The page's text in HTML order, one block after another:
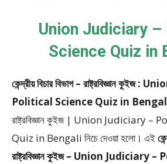
Union Judiciary –
Science Quiz in
কেন্দ্রীয় বিচার বিভাগ – রাষ্ট্রবিজ্ঞান কুইজ
Political Science Quiz in
রাষ্ট্রবিজ্ঞান কুইজ | Union Judiciary –
Quiz in Bengali নিচে দেওয়া হলো। এই
রাষ্ট্রবিজ্ঞান কুইজ – Union Judiciary